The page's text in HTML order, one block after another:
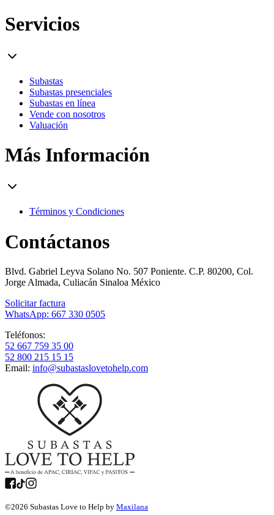
Servicios
Subastas
Subastas presenciales
Subastas en línea
Vende con nosotros
Valuación
Más Información
Términos y Condiciones
Contáctanos
Blvd. Gabriel Leyva Solano No. 507 Poniente. C.P. 80200, Col.
Jorge Almada, Culiacán Sinaloa México
Solicitar factura
WhatsApp: 667 330 0505
Teléfonos:
52 667 759 35 00
52 800 215 15 15
Email: info@subastaslovetohelp.com
©2026 Subastas Love to Help by Maxilana